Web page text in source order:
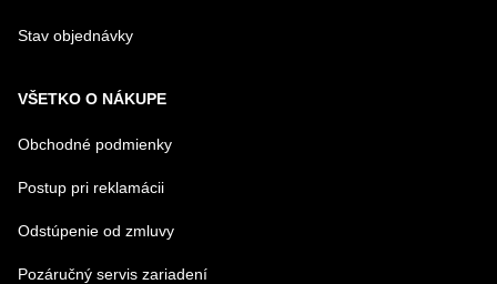
Stav objednávky
VŠETKO O NÁKUPE
Obchodné podmienky
Postup pri reklamácii
Odstúpenie od zmluvy
Pozáručný servis zariadení